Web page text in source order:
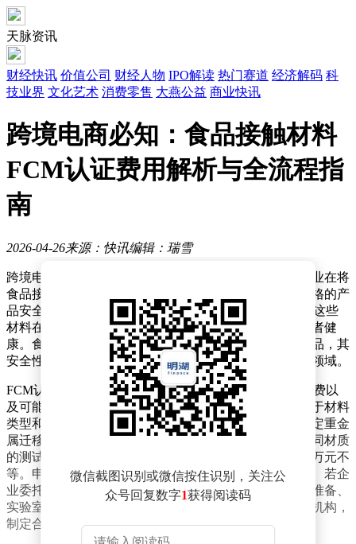
天脉资讯
财经快讯 价值公司 财经人物 IPO解读 热门赛道 经济解码 科
技业界 文化艺术 消费零售 大燕公益 商业快讯
跨境电商必知：食品接触材料
FCM认证费用解析与全流程指
南
2026-04-26来源：快讯编辑：瑞雪
跨境电商在全球贸易中扮演着越来越重要的角色，但企业在将
食品接触材料类产品推向国际市场时，必须面对各国严格的产
品安全法规。其中，FCM认证作为一项关键评估，确保这些
材料在与食品接触时不会释放有害物质，从而保障消费者健
康。食品接触材料涵盖餐具、炊具、包装容器等日常用品，其
安全性直接关系到食品安全，因此成为各国监管的重点领域。
FCM认证的费用构成较为复杂，主要包含测试费、申请费以
及可能产生的服务费。测试费是核心支出，其金额取决于材料
类型和测试项目。例如，塑料制品需检测总迁移量和特定重金
属迁移，而硅胶制品则需关注挥发性有机物等指标。不同材质
的测试成本差异显著，导致整体费用范围从数千元到数万元不
等。申请费由认证机构收取，用于文件审核和项目管理。若企
业委托专业机构代办，还需支付服务费，涵盖技术文件准备、
实验室对接等环节。企业应根据产品特性提前咨询认证机构，
制定合理的预算方案。
微信截图识别或微信按住识别，关注公
众号回复数字1获得阅读码